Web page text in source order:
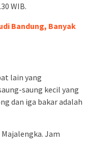
WIB.
Bandung, Banyak
lain yang
saung kecil yang
dan iga bakar adalah
Majalengka. Jam